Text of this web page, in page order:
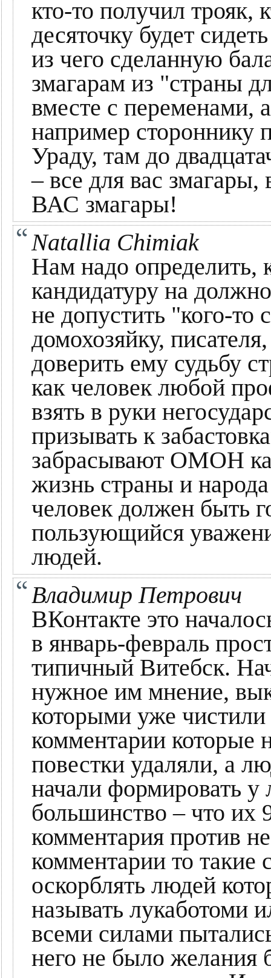
кто-то получил трояк,
десяточку будет
из чего сделанную
змагарам из "страны
вместе с переменами,
например стороннику
Ураду, там до
– все для вас
ВАС змагары!
Natallia Chimiak
Нам надо определить,
кандидатуру на
не допустить "кого-то
домохозяйку,
доверить ему судьбу
как человек любой
взять в руки
призывать к
забрасывают ОМОН
жизнь страны и
человек должен быть
пользующийся
людей.
Владимир Петрович
ВКонтакте это
в январь-февраль
типичный Витебск.
нужное им мнение,
которыми уже
комментарии которые
повестки удаляли, а
начали формировать
большинство – что их
комментария против
комментарии то
оскорблять людей
называть лукаботоми
всеми силами
него не было желания